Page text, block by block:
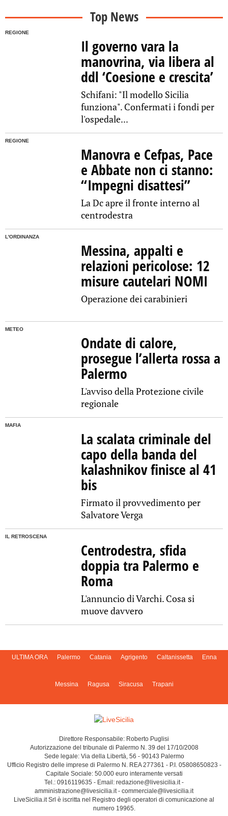
Top News
REGIONE
Il governo vara la
manovrina, via libera al
ddl ‘Coesione e crescita’
Schifani: "Il modello Sicilia
funziona". Confermati i fondi per
l'ospedale...
REGIONE
Manovra e Cefpas, Pace
e Abbate non ci stanno:
“Impegni disattesi”
La Dc apre il fronte interno al
centrodestra
L'ORDINANZA
Messina, appalti e
relazioni pericolose: 12
misure cautelari NOMI
Operazione dei carabinieri
METEO
Ondate di calore,
prosegue l’allerta rossa a
Palermo
L'avviso della Protezione civile
regionale
MAFIA
La scalata criminale del
capo della banda del
kalashnikov finisce al 41
bis
Firmato il provvedimento per
Salvatore Verga
IL RETROSCENA
Centrodestra, sfida
doppia tra Palermo e
Roma
L'annuncio di Varchi. Cosa si
muove davvero
ULTIMA ORA Palermo Catania Agrigento Caltanissetta Enna
Messina Ragusa Siracusa Trapani
Direttore Responsabile: Roberto Puglisi
Autorizzazione del tribunale di Palermo N. 39 del 17/10/2008
Sede legale: Via della Libertà, 56 - 90143 Palermo
Ufficio Registro delle imprese di Palermo N. REA 277361 - P.I. 05808650823 -
Capitale Sociale: 50.000 euro interamente versati
Tel.: 0916119635 - Email: redazione@livesicilia.it -
amministrazione@livesicilia.it - commerciale@livesicilia.it
LiveSicilia.it Srl è iscritta nel Registro degli operatori di comunicazione al
numero 19965.